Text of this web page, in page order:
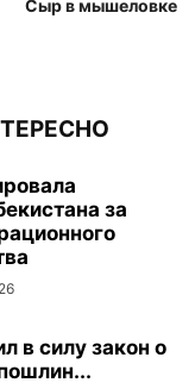
Сыр в мышеловке
за
в силу закон о